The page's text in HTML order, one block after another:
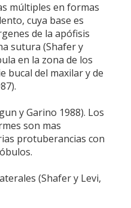
múltiples en formas
cuya base es
de la apófisis
sutura (Shafer y
en la zona de los
bucal del maxilar y de
y Garino 1988). Los
son mas
protuberancias con
(Shafer y Levi,